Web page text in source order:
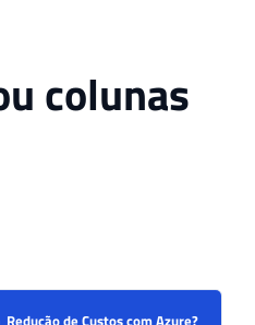
colunas
Redução de Custos com Azure?